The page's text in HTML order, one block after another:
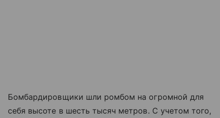
Бомбардировщики шли ромбом на огромной для
себя высоте в шесть тысяч метров. С учетом того,